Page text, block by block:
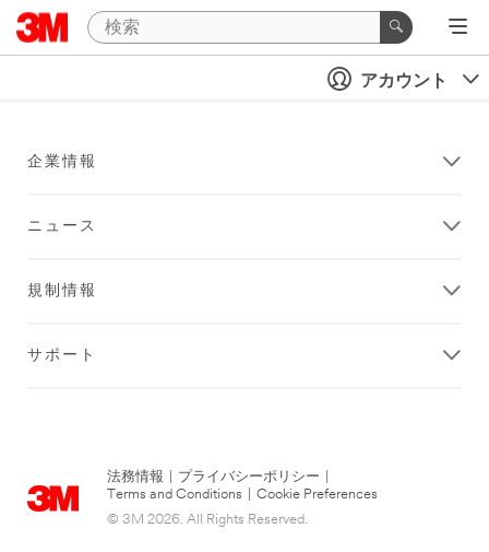
アカウント
企業情報
ニュース
規制情報
サポート
法務情報 プライバシーポリシー
Terms and Conditions
Cookie Preferences
© 3M 2026. All Rights Reserved.